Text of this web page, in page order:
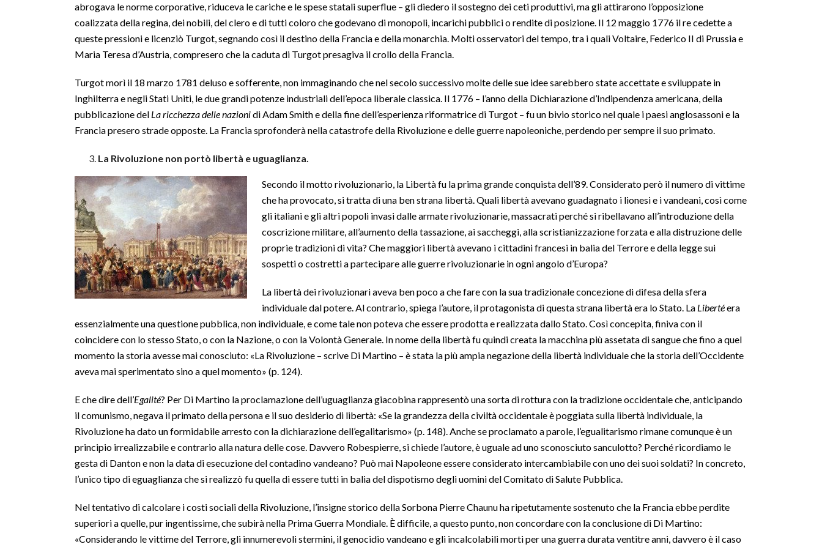
abrogava le norme corporative, riduceva le cariche e le spese statali superflue – gli diedero il sostegno dei ceti produttivi, ma gli attirarono l’opposizione
coalizzata della regina, dei nobili, del clero e di tutti coloro che godevano di monopoli, incarichi pubblici o rendite di posizione. Il 12 maggio 1776 il re cedette a
queste pressioni e licenziò Turgot, segnando così il destino della Francia e della monarchia. Molti osservatori del tempo, tra i quali Voltaire, Federico II di Prussia e
Maria Teresa d’Austria, compresero che la caduta di Turgot presagiva il crollo della Francia.
Turgot morì il 18 marzo 1781 deluso e sofferente, non immaginando che nel secolo successivo molte delle sue idee sarebbero state accettate e sviluppate in
Inghilterra e negli Stati Uniti, le due grandi potenze industriali dell’epoca liberale classica. Il 1776 – l’anno della Dichiarazione d’Indipendenza americana, della
pubblicazione del La ricchezza delle nazionidi Adam Smith e della fine dell’esperienza riformatrice di Turgot – fu un bivio storico nel quale i paesi anglosassoni e la
Francia presero strade opposte. La Francia sprofonderà nella catastrofe della Rivoluzione e delle guerre napoleoniche, perdendo per sempre il suo primato.
La Rivoluzione non portò libertà e uguaglianza.
Secondo il motto rivoluzionario, la Libertà fu la prima grande conquista dell’89. Considerato però il numero di vittime
che ha provocato, si tratta di una ben strana libertà. Quali libertà avevano guadagnato i lionesi e i vandeani, così come
gli italiani e gli altri popoli invasi dalle armate rivoluzionarie, massacrati perché si ribellavano all’introduzione della
coscrizione militare, all’aumento della tassazione, ai saccheggi, alla scristianizzazione forzata e alla distruzione delle
proprie tradizioni di vita? Che maggiori libertà avevano i cittadini francesi in balia del Terrore e della legge sui
sospetti o costretti a partecipare alle guerre rivoluzionarie in ogni angolo d’Europa?
La libertà dei rivoluzionari aveva ben poco a che fare con la sua tradizionale concezione di difesa della sfera
individuale dal potere. Al contrario, spiega l’autore, il protagonista di questa strana libertà era lo Stato. La Libertéera
essenzialmente una questione pubblica, non individuale, e come tale non poteva che essere prodotta e realizzata dallo Stato. Così concepita, finiva con il
coincidere con lo stesso Stato, o con la Nazione, o con la Volontà Generale. In nome della libertà fu quindi creata la macchina più assetata di sangue che fino a quel
momento la storia avesse mai conosciuto: «La Rivoluzione – scrive Di Martino – è stata la più ampia negazione della libertà individuale che la storia dell’Occidente
aveva mai sperimentato sino a quel momento» (p. 124).
E che dire dell’Egalité? Per Di Martino la proclamazione dell’uguaglianza giacobina rappresentò una sorta di rottura con la tradizione occidentale che, anticipando
il comunismo, negava il primato della persona e il suo desiderio di libertà: «Se la grandezza della civiltà occidentale è poggiata sulla libertà individuale, la
Rivoluzione ha dato un formidabile arresto con la dichiarazione dell’egalitarismo» (p. 148). Anche se proclamato a parole, l’egualitarismo rimane comunque è un
principio irrealizzabile e contrario alla natura delle cose. Davvero Robespierre, si chiede l’autore, è uguale ad uno sconosciuto sanculotto? Perché ricordiamo le
gesta di Danton e non la data di esecuzione del contadino vandeano? Può mai Napoleone essere considerato intercambiabile con uno dei suoi soldati? In concreto,
l’unico tipo di eguaglianza che si realizzò fu quella di essere tutti in balia del dispotismo degli uomini del Comitato di Salute Pubblica.
Nel tentativo di calcolare i costi sociali della Rivoluzione, l’insigne storico della Sorbona Pierre Chaunu ha ripetutamente sostenuto che la Francia ebbe perdite
superiori a quelle, pur ingentissime, che subirà nella Prima Guerra Mondiale. È difficile, a questo punto, non concordare con la conclusione di Di Martino:
«Considerando le vittime del Terrore, gli innumerevoli stermini, il genocidio vandeano e gli incalcolabili morti per una guerra durata ventitre anni, davvero è il caso